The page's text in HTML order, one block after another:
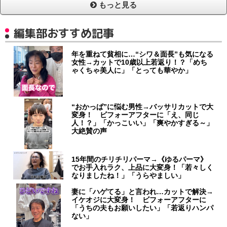
もっと見る
編集部おすすめ記事
年を重ねて貧相に…“シワ＆面長”も気になる
女性→カットで10歳以上若返り！？「めち
ゃくちゃ美人に」「とっても華やか」
“おかっぱ”に悩む男性→バッサリカットで大
変身！ ビフォーアフターに「え、同じ
人！？」「かっこいい」「爽やかすぎる～」
大絶賛の声
15年間のチリチリパーマ→《ゆるパーマ》
でお手入れラク、上品に大変身！「若々しく
なりましたね！」「うらやましい」
妻に「ハゲてる」と言われ…カットで解決→
イケオジに大変身！ ビフォーアフターに
「うちの夫もお願いしたい」「若返りハンパ
ない」